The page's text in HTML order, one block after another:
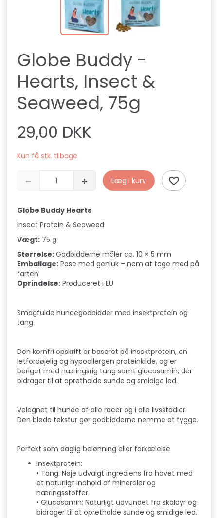
Globe Buddy -
Hearts, Insect &
Seaweed, 75g
29,00 DKK
Kun få stk. tilbage
Læg i kurv
Globe Buddy Hearts
Insect Protein & Seaweed
Vægt: 75 g
Størrelse: Godbidderne måler ca. 10 × 5 mm
Emballage: Pose med genluk – nem at tage med på
farten
Oprindelse: Produceret i EU
Smagfulde hundegodbidder med insektprotein og
tang.
Den kornfri opskrift er baseret på insektprotein, en
letfordøjelig og hypoallergen proteinkilde, og er
beriget med næringsrig tang samt glucosamin, der
bidrager til at opretholde sunde og smidige led.
Velegnet til hunde af alle racer og i alle livsstadier.
Den bløde tekstur gør godbidderne nemme at tygge.
Perfekt som daglig belønning eller forkælelse.
Insektprotein:
• Tang: Nøje udvalgt ingrediens fra havet med
et naturligt indhold af mineraler og
næringsstoffer.
• Glucosamin: Naturligt udvundet fra skaldyr og
bidrager til at opretholde sunde og smidige led.